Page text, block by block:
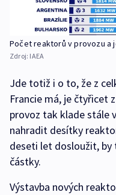
Počet reaktorů v provozu a
Zdroj: IAEA
Jde totiž i o to, že z
Francie má, je čtyřicet
provoz tak klade stále
nahradit desítky
deseti let dosloužit,
částky.
Výstavba nových